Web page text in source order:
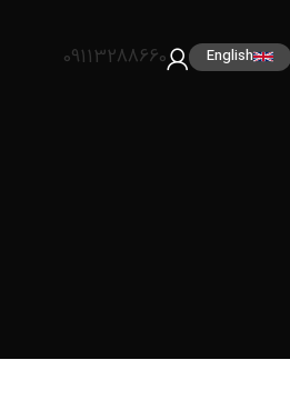
English
09113288660